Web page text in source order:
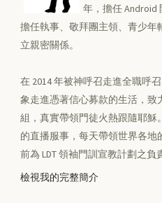
年，擔任 Android
擔任執事、敬拜團主領、青少年
立親密關係。
在 2014 年被神呼召走進全職呼
象走進憑著信心募款的生活，
組，真實帶領門徒火熱跟隨耶穌
的直播服事，每天帶領世界各地
前為 LDT 領袖門訓宣教計劃之負
檢視我的完整簡介